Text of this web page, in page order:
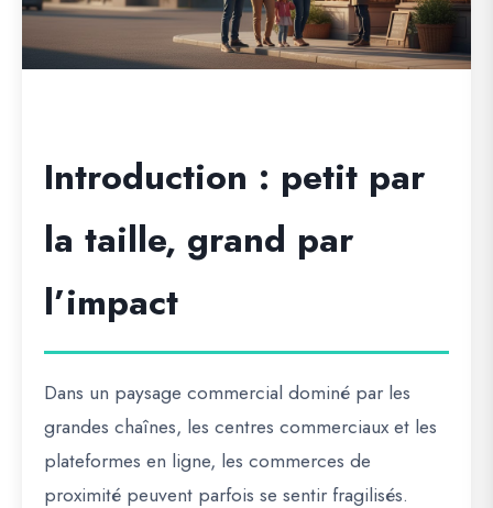
Introduction : petit par
la taille, grand par
l’impact
Dans un paysage commercial dominé par les
grandes chaînes, les centres commerciaux et les
plateformes en ligne, les commerces de
proximité peuvent parfois se sentir fragilisés.